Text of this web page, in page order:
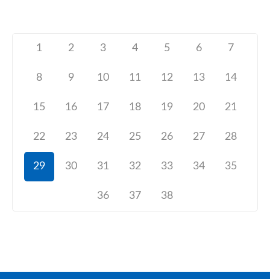
1 2 3 4 5 6 7
8 9 10 11 12 13 14
15 16 17 18 19 20 21
22 23 24 25 26 27 28
29 30 31 32 33 34 35
36 37 38